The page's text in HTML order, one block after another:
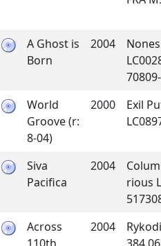
A Ghost is
Born
2004
World
Groove (r:
8-04)
2000
Exil
Siva
Pacifica
2004
rious
Across
2004